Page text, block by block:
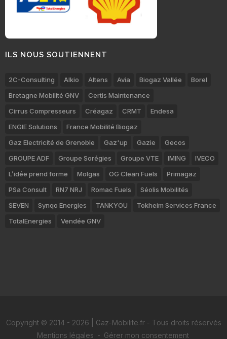
ILS NOUS SOUTIENNENT
2C-Consulting Alkio Altens Avia Biogaz Vallée
Borel
Bretagne Mobilité GNV
Certis Maintenance
Cirrus Compresseurs
Créagaz CRMT
Endesa
ENGIE Solutions
France Mobilité Biogaz
Gaz Electricité de Grenoble
Gaz'up Gazie
Gecos
GROUPE ADF
Groupe Sorégies Groupe VTE IMING
IVECO
L’idée prend forme
Molgas OG Clean Fuels
Primagaz
PSa Consult
RN7 NRJ Romac Fuels
Séolis Mobilités
SEVEN
Synqo Energies TANKYOU
Tokheim Services France
TotalEnergies
Vendée GNV
Copyright © 2014 - 2026 | Gaz-Mobilite.fr - Tous droits réservés
Mentions légales - Gérer mon consentement